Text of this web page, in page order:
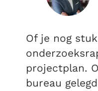
Of je nog
projectplan.
bureau